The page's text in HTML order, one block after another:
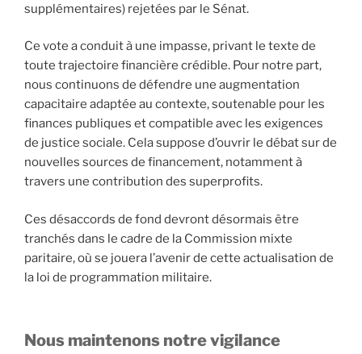
supplémentaires) rejetées par le Sénat.
Ce vote a conduit à une impasse, privant le texte de
toute trajectoire financière crédible. Pour notre part,
nous continuons de défendre une augmentation
capacitaire adaptée au contexte, soutenable pour les
finances publiques et compatible avec les exigences
de justice sociale. Cela suppose d’ouvrir le débat sur de
nouvelles sources de financement, notamment à
travers une contribution des superprofits.
Ces désaccords de fond devront désormais être
tranchés dans le cadre de la Commission mixte
paritaire, où se jouera l’avenir de cette actualisation de
la loi de programmation militaire.
Nous maintenons notre vigilance